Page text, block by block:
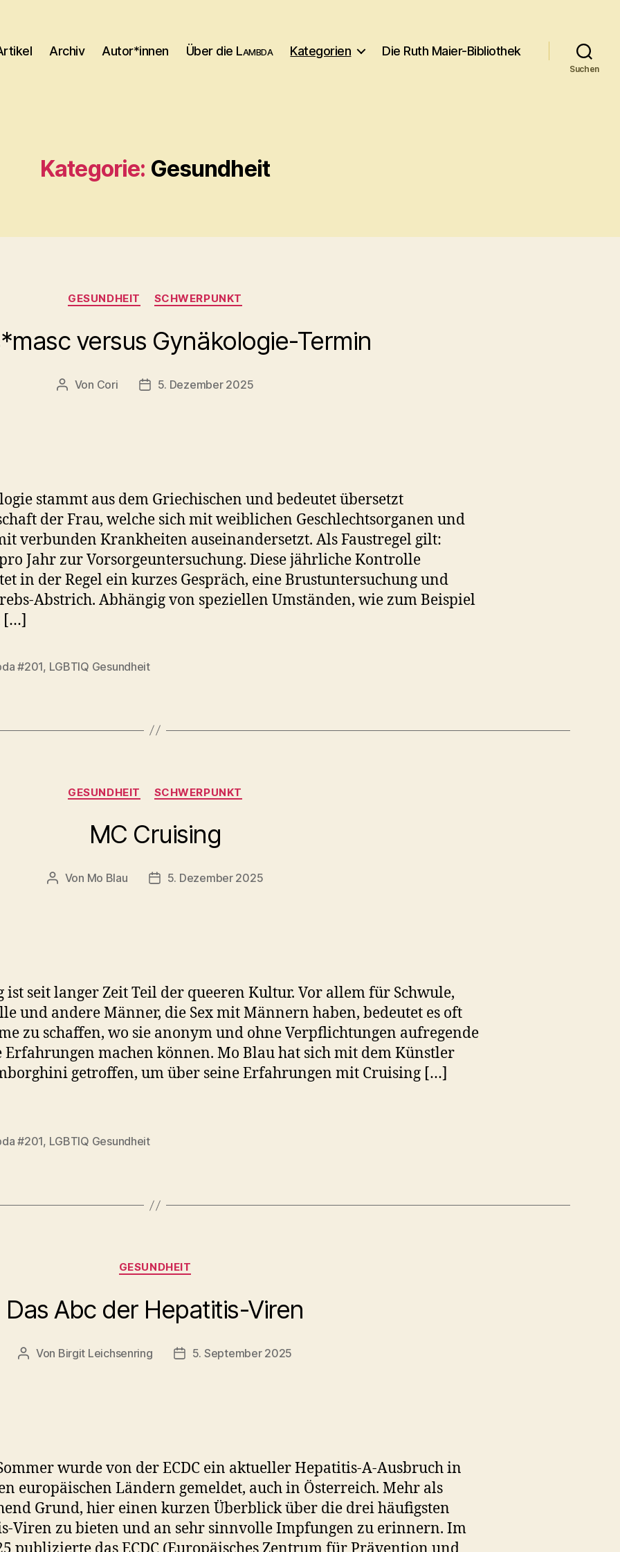
Archiv Autor*innen Über die Lambda Kategorien Die Ruth Maier-Bibliothek
Suchen
Kategorie: Gesundheit
Kategorien
GESUNDHEIT SCHWERPUNKT
versus Gynäkologie-Termin
Beitragsautor
Von Cori Beitragsdatum
5. Dezember 2025
stammt aus dem Griechischen und bedeutet übersetzt
der Frau, welche sich mit weiblichen Geschlechtsorganen und
verbunden Krankheiten auseinandersetzt. Als Faustregel gilt:
Jahr zur Vorsorgeuntersuchung. Diese jährliche Kontrolle
in der Regel ein kurzes Gespräch, eine Brustuntersuchung und
Abstrich. Abhängig von speziellen Umständen, wie zum Beispiel
[…]
#201, LGBTIQ Gesundheit
Kategorien
GESUNDHEIT SCHWERPUNKT
MC Cruising
Beitragsautor
Von Mo Blau Beitragsdatum
5. Dezember 2025
ist seit langer Zeit Teil der queeren Kultur. Vor allem für Schwule,
und andere Männer, die Sex mit Männern haben, bedeutet es oft
zu schaffen, wo sie anonym und ohne Verpflichtungen aufregende
Erfahrungen machen können. Mo Blau hat sich mit dem Künstler
getroffen, um über seine Erfahrungen mit Cruising […]
#201, LGBTIQ Gesundheit
Kategorien
GESUNDHEIT
Das Abc der Hepatitis-Viren
Beitragsautor
Von Birgit Leichsenring Beitragsdatum
5. September 2025
wurde von der ECDC ein aktueller Hepatitis-A-Ausbruch in
europäischen Ländern gemeldet, auch in Österreich. Mehr als
Grund, hier einen kurzen Überblick über die drei häufigsten
Viren zu bieten und an sehr sinnvolle Impfungen zu erinnern. Im